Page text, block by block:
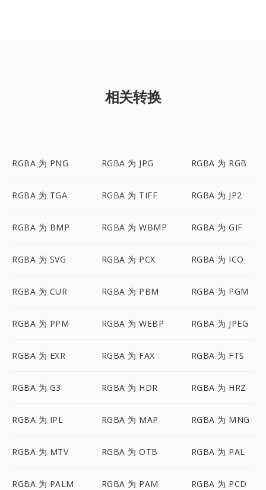
相关转换
RGBA 为 PNG RGBA 为 JPG RGBA 为 RGB
RGBA 为 TGA RGBA 为 TIFF RGBA 为 JP2
RGBA 为 BMP RGBA 为 WBMP RGBA 为 GIF
RGBA 为 SVG RGBA 为 PCX RGBA 为 ICO
RGBA 为 CUR RGBA 为 PBM RGBA 为 PGM
RGBA 为 PPM RGBA 为 WEBP RGBA 为 JPEG
RGBA 为 EXR RGBA 为 FAX RGBA 为 FTS
RGBA 为 G3 RGBA 为 HDR RGBA 为 HRZ
RGBA 为 IPL RGBA 为 MAP RGBA 为 MNG
RGBA 为 MTV RGBA 为 OTB RGBA 为 PAL
RGBA 为 PALM RGBA 为 PAM RGBA 为 PCD